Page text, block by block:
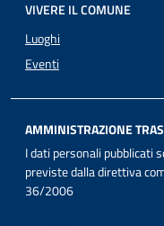
VIVERE IL COMUNE
Luoghi
Eventi
AMMINISTRAZIONE
I dati personali pubblicati
previste dalla direttiva
36/2006